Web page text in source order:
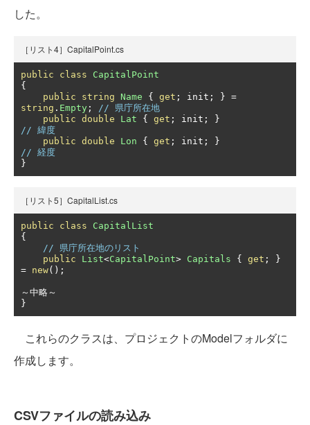
した。
［リスト4］CapitalPoint.cs
public class
CapitalPoint
{
public
string Name { get ; init ; } =
string . Empty ;
// 県庁所在地
public double Lat { get ; init ;
}
// 緯度
public double Lon { get ; init ;
}
// 経度
}
［リスト5］CapitalList.cs
public class
CapitalList
{
// 県庁所在地のリスト
public
List<CapitalPoint> Capitals { get ;
}
= new();
～中略～
}
これらのクラスは、プロジェクトのModelフォルダに
作成します。
CSVファイルの読み込み